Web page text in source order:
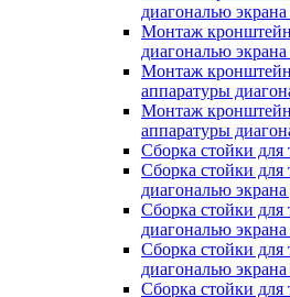
диагональю
Монтаж
диагональю
Монтаж
аппаратуры
Монтаж
аппаратуры
Сборка стойки для
Сборка стойки для
диагональю
Сборка стойки для
диагональю
Сборка стойки для
диагональю
Сборка стойки для